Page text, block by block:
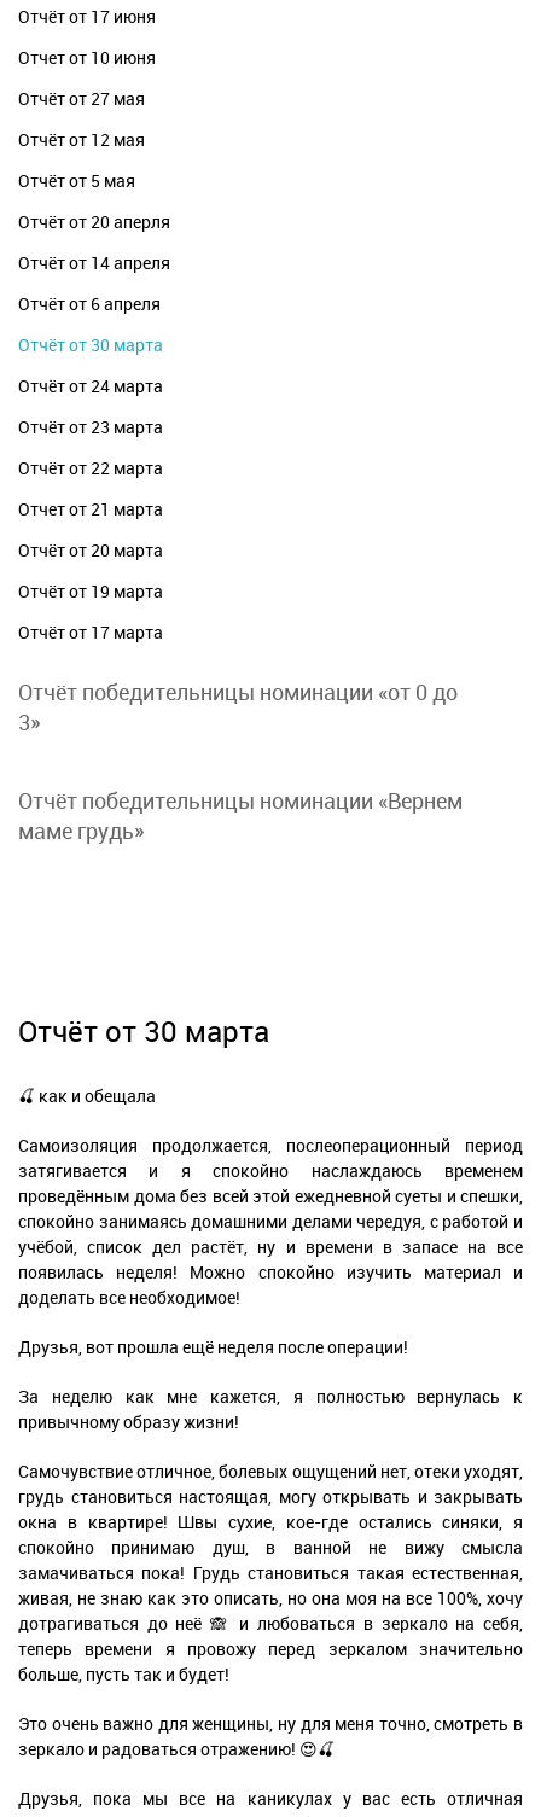
Отчёт от 17 июня
Отчет от 10 июня
Отчёт от 27 мая
Отчёт от 12 мая
Отчёт от 5 мая
Отчёт от 20 аперля
Отчёт от 14 апреля
Отчёт от 6 апреля
Отчёт от 30 марта
Отчёт от 24 марта
Отчёт от 23 марта
Отчёт от 22 марта
Отчет от 21 марта
Отчёт от 20 марта
Отчёт от 19 марта
Отчёт от 17 марта
Отчёт победительницы номинации «от 0 до
3»
Отчёт победительницы номинации «Вернем
маме грудь»
Отчёт от 30 марта
🍒 как и обещала
Самоизоляция продолжается, послеоперационный период
затягивается и я спокойно наслаждаюсь временем
проведённым дома без всей этой ежедневной суеты и спешки,
спокойно занимаясь домашними делами чередуя, с работой и
учёбой, список дел растёт, ну и времени в запасе на все
появилась неделя! Можно спокойно изучить материал и
доделать все необходимое!
Друзья, вот прошла ещё неделя после операции!
За неделю как мне кажется, я полностью вернулась к
привычному образу жизни!
Самочувствие отличное, болевых ощущений нет, отеки уходят,
грудь становиться настоящая, могу открывать и закрывать
окна в квартире! Швы сухие, кое-где остались синяки, я
спокойно принимаю душ, в ванной не вижу смысла
замачиваться пока! Грудь становиться такая естественная,
живая, не знаю как это описать, но она моя на все 100%, хочу
дотрагиваться до неё 🙈 и любоваться в зеркало на себя,
теперь времени я провожу перед зеркалом значительно
больше, пусть так и будет!
Это очень важно для женщины, ну для меня точно, смотреть в
зеркало и радоваться отражению! 😍🍒
Друзья, пока мы все на каникулах у вас есть отличная